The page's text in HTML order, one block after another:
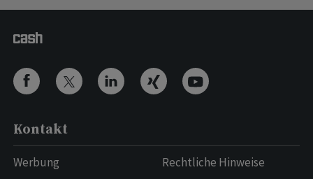
Kontakt
Werbung
Rechtliche Hinweise